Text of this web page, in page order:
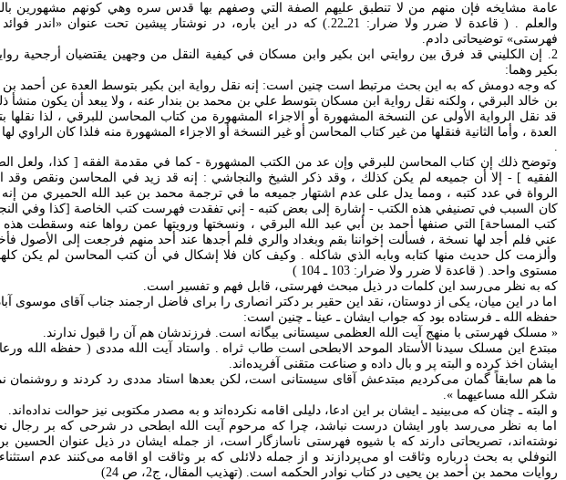
عامة مشايخه فإن منهم من لا تنطبق عليهم الصفة التي وصفهم بها قدس سره وهي كونهم مشهورين
والعلم . ( قاعدة لا ضرر ولا ضرار: 21ـ22.) که در اين باره، در نوشتار پيشين تحت عنوان «اندر
فهرستی» توضيحاتی دادم.
2. إن الكليني قد فرق بين روايتي ابن بكير وابن مسكان في كيفية النقل من وجهين يقتضيان أرجحية
بكير وهما:
که وجه دومش که به اين بحث مرتبط است چنين است: إنه نقل رواية ابن بكير بتوسط العدة عن أحمد
بن خالد البرقي ، ولكنه نقل رواية ابن مسكان بتوسط علي بن محمد بن بندار عنه ، ولا يبعد أن يكون منشأ
قد نقل الرواية الأولى عن النسخة المشهورة أو الاجزاء المشهورة من كتاب المحاسن للبرقي ، لذا نقلها
العدة ، وأما الثانية فنقلها من غير كتاب المحاسن أو غير النسخة أو الاجزاء المشهورة منه فلذا كان الراوي لها
.
وتوضح ذلك إن كتاب المحاسن للبرقي وإن عد من الكتب المشهورة - كما في مقدمة الفقه [ کذا، ولعل
الفقيه ] - إلا أن جميعه لم يكن كذلك ، وقد ذكر الشيخ والنجاشي : إنه قد زيد في المحاسن ونقص وقد
الرواة في عدد كتبه ، ومما يدل على عدم اشتهار جميعه ما في ترجمة محمد بن عبد الله الحميري من
كان السبب في تصنيفي هذه الكتب - إشارة إلى بعض كتبه - إني تفقدت فهرست كتب الخاصة [کذا وفي
کتب المساحة] التي صنفها أحمد بن أبي عبد الله البرقي ، ونسختها ورويتها عمن رواها عنه وسقطت هذه
عني فلم أجد لها نسخة ، فسألت إخواننا بقم وبغداد والري فلم أجدها عند أحد منهم فرجعت إلى الأصول
وألزمت كل حديث منها كتابه وبابه الذي شاكله . وكيف كان فلا إشكال في أن كتب المحاسن لم يكن
مستوى واحد. ( قاعدة لا ضرر ولا ضرار: 103 ـ 104 )
که به نظر می‌رسد اين کلمات در ذيل مبحث فهرستی، قابل فهم و تفسير است.
اما در اين ميان، يکی از دوستان، نقد اين حقير بر دکتر انصاری را برای فاضل ارجمند جناب آقای موسوی
حفظه الله ـ فرستاده بود که جواب ايشان ـ عينا ـ چنين است:
« مسلک فهرستی با منهج آيت الله العظمی سيستانی بيگانه است. فرزندشان هم آن را قبول ندارند.
مبتدع اين مسلک سيدنا الأستاد الموحد الابطحی است طاب ثراه . واستاد آيت الله مددی ( حفظه الله
ايشان اخذ کرده و البته پر و بال داده و صناعت متقنی آفريده‌اند.
ما هم سابقاً گمان می‌کرديم مبتدعش آقای سيستانی است، لکن بعدها استاد مددی رد کردند و روشنمان
شکر الله مساعيهما ».
و البته ـ چنان که می‌بينيد ـ ايشان بر اين ادعا، دليلی اقامه نکرده‌اند و به مصدر مکتوبی نيز حوالت نداده‌اند.
اما به نظر می‌رسد باور ايشان درست نباشد، چرا که مرحوم آيت الله ابطحی در شرحی که بر رجال
نوشته‌اند، تصريحاتی دارند که با شيوه فهرستی ناسازگار است، از جمله ايشان در ذيل عنوان الحسين
النوفلي به بحث درباره وثاقت او می‌پردازند و از جمله دلائلی که بر وثاقت او اقامه می‌کنند عدم استثناء
روايات محمد بن أحمد بن يحيی در کتاب نوادر الحکمه است. (تهذيب المقال، ج2، ص 24)